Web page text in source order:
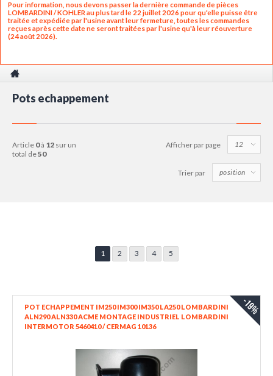
Pour information, nous devons passer la dernière commande de pièces
LOMBARDINI / KOHLER au plus tard le 22 juillet 2026 pour qu'elle puisse être
traitée et expédiée par l'usine avant leur fermeture, toutes les commandes
reçues après cette date ne seront traitées par l'usine qu'à leur réouverture
(24 août 2026).
Pots echappement
article 0à 12 sur un
total de50
Afficher par page
Trier par
1 2 3 4 5
POT ECHAPPEMENT IM250 IM300 IM350 LA250 LOMBARDINI
ALN290 ALN330 ACME MONTAGE INDUSTRIEL LOMBARDINI
INTERMOTOR 5460410 / CERMAG 10136
-19%